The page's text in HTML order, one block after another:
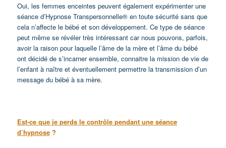
Oui, les femmes enceintes peuvent également expérimenter une
séance d’Hypnose Transpersonnelle® en toute sécurité sans que
cela n’affecte le bébé et son développement. Ce type de séance
peut même se révéler très intéressant car nous pouvons, parfois,
avoir la raison pour laquelle l’âme de la mère et l’âme du bébé
ont décidé de s’incarner ensemble, connaitre la mission de vie de
l’enfant à naître et éventuellement permettre la transmission d’un
message du bébé à sa mère.
Est-ce que je perds le contrôle pendant une séance
d’hypnose ?